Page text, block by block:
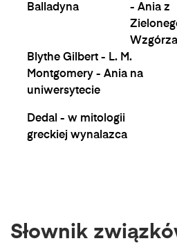
Balladyna
- Ania z
Wzgórza
Blythe Gilbert - L. M.
Montgomery - Ania na
uniwersytecie
Dedal - w mitologii
greckiej wynalazca
Słownik